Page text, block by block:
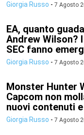
Giorgia Russo - 7 Agosto
EA, quanto
Andrew Wilson?
SEC fanno
Giorgia Russo - 7 Agosto
Monster Hunter
Capcom non
nuovi contenuti e
Giorgia Russo - 7 Agosto